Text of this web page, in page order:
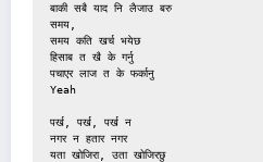
बाकी सबै याद नि लैजाउ बरु
समय,
समय कति खर्च भयेछ
हिसाब त खै के गर्नु
पचाएर लाज त के फर्कानु
Yeah
पर्ख, पर्ख, पर्ख न
नगर न हतार नगर
यता खोजिरा, उता खोजिरछु